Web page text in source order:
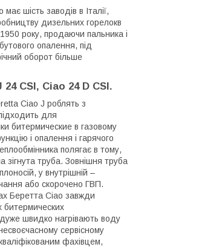
шість заводів в Італії,
дизельних горелокв
року, продаючи пальника і
опалення, під
оборот більше
CSI, Ciao 24 D CSI.
Ciao J роблять з
для
битермические в газовому
і опалення і гарячого
полягає в тому,
зігнута труба. Зовнішня труба
у внутрішній –
або скорочено ГВП.
Беретта Ciao завжди
битермических
швидко нагрівають воду
сервісному
фахівцем,